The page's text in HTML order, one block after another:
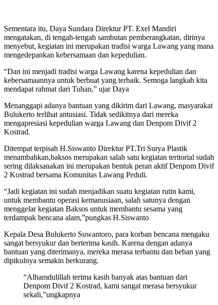
Sementara itu, Daya Sundara Direktur PT. Exel Mandiri
mengatakan, di tengah-tengah sambutan pemberangkatan, dirinya
menyebut, kegiatan ini merupakan tradisi warga Lawang yang mana
mengedepankan kebersamaan dan kepedulian.
“Dan ini menjadi tradisi warga Lawang karena kepedulian dan
kebersamaannya untuk berbuat yang terbaik. Semoga langkah kita
mendapat rahmat dari Tuhan,” ujar Daya
Menanggapi adanya bantuan yang dikirim dari Lawang, masyarakat
Bulukerto terlihat antusiasi. Tidak sedikitnya dari mereka
mengapresiasi kepedulian warga Lawang dan Denpom Divif 2
Kostrad.
Ditempat terpisah H.Siswanto Direktur PT.Tri Surya Plastik
menambahkan,baksos merupakan salah satu kegiatan teritorial sudah
sering dilaksanakan ini merupakan bentuk peran aktif Denpom Divif
2 Kostrad bersama Komunitas Lawang Peduli.
“Jadi kegiatan ini sudah menjadikan suatu kegiatan rutin kami,
untuk membantu operasi kemanusiaan, salah satunya dengan
menggelar kegiatan Baksos untuk membantu sesama yang
terdampak bencana alam,”pungkas H.Siswanto
Kepala Desa Bulukerto Suwantoro, para korban bencana mengaku
sangat bersyukur dan berterima kasih. Karena dengan adanya
bantuan yang diterimanya, mereka merasa terbantu dan beban yang
dipikulnya semakin berkurang.
“Alhamdulillah terima kasih banyak atas bantuan dari
Denpom Divif 2 Kostrad, kami sangat merasa bersyukur
sekali,”ungkapnya